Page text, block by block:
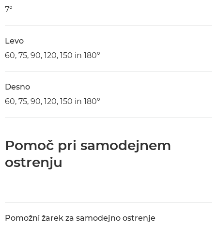
7°
Levo
60, 75, 90, 120, 150 in 180°
Desno
60, 75, 90, 120, 150 in 180°
Pomoč pri samodejnem
ostrenju
Pomožni žarek za samodejno ostrenje